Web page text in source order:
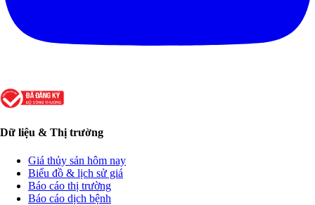
Dữ liệu & Thị trường
Giá thủy sản hôm nay
Biểu đồ & lịch sử giá
Báo cáo thị trường
Báo cáo dịch bệnh